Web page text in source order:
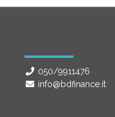
050/9911476
info@bdfinance.it